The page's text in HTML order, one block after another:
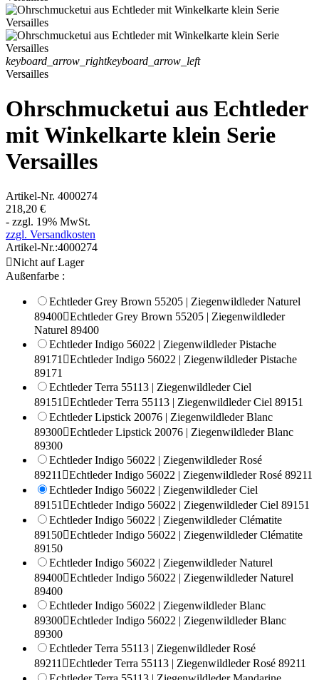
keyboard_arrow_rightkeyboard_arrow_left
Versailles
Ohrschmucketui aus Echtleder
mit Winkelkarte klein Serie
Versailles
Artikel-Nr. 4000274
218,20 €
- zzgl. 19% MwSt.
zzgl. Versandkosten
Artikel-Nr.:4000274
Nicht auf Lager
Außenfarbe :
Echtleder Grey Brown 55205 | Ziegenwildleder Naturel
89400Echtleder Grey Brown 55205 | Ziegenwildleder
Naturel 89400
Echtleder Indigo 56022 | Ziegenwildleder Pistache
89171Echtleder Indigo 56022 | Ziegenwildleder Pistache
89171
Echtleder Terra 55113 | Ziegenwildleder Ciel
89151Echtleder Terra 55113 | Ziegenwildleder Ciel 89151
Echtleder Lipstick 20076 | Ziegenwildleder Blanc
89300Echtleder Lipstick 20076 | Ziegenwildleder Blanc
89300
Echtleder Indigo 56022 | Ziegenwildleder Rosé
89211Echtleder Indigo 56022 | Ziegenwildleder Rosé 89211
Echtleder Indigo 56022 | Ziegenwildleder Ciel
89151Echtleder Indigo 56022 | Ziegenwildleder Ciel 89151
Echtleder Indigo 56022 | Ziegenwildleder Clématite
89150Echtleder Indigo 56022 | Ziegenwildleder Clématite
89150
Echtleder Indigo 56022 | Ziegenwildleder Naturel
89400Echtleder Indigo 56022 | Ziegenwildleder Naturel
89400
Echtleder Indigo 56022 | Ziegenwildleder Blanc
89300Echtleder Indigo 56022 | Ziegenwildleder Blanc
89300
Echtleder Terra 55113 | Ziegenwildleder Rosé
89211Echtleder Terra 55113 | Ziegenwildleder Rosé 89211